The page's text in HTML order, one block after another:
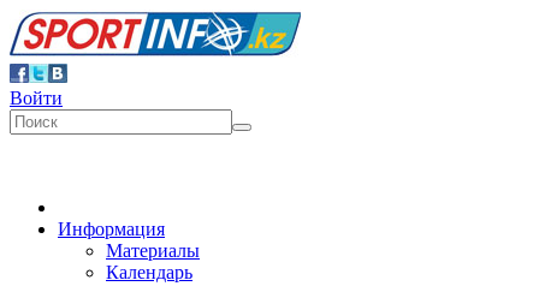
Войти
Информация
Материалы
Календарь